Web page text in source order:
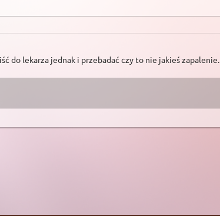
do lekarza jednak i przebadać czy to nie jakieś zapalenie.